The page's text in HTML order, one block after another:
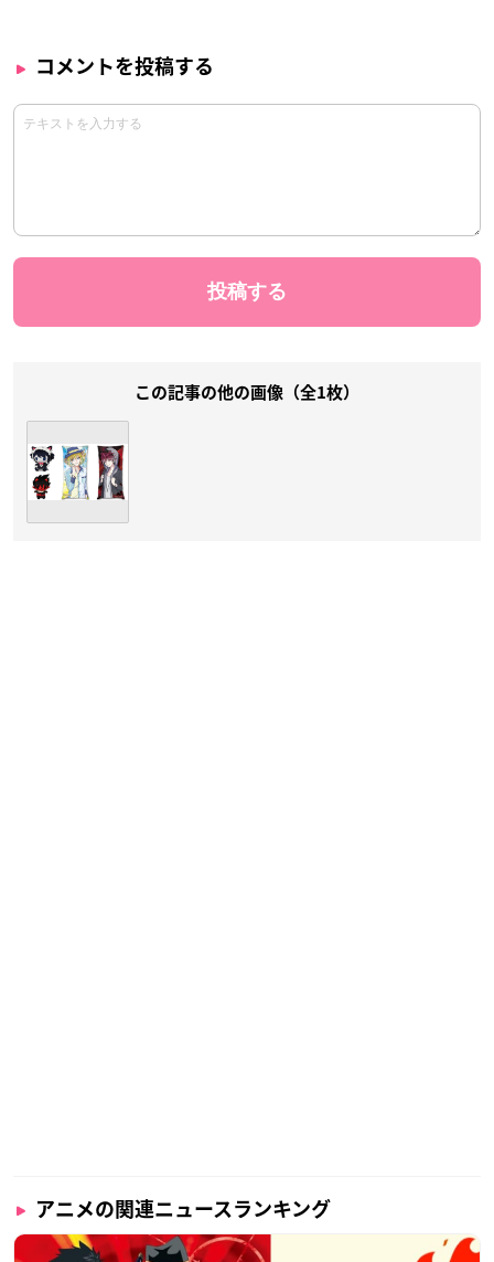
コメントを投稿する
この記事の他の画像（全1枚）
アニメの関連ニュースランキング